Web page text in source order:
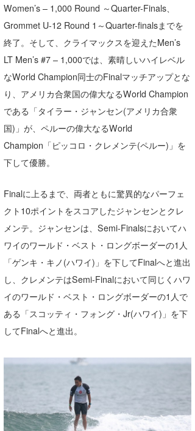
Women’s – 1,000 Round ～Quarter-Finals、
Grommet U-12 Round 1～Quarter-finalsまでを
終了。そして、クライマックスを迎えたMen’s
LT Men’s #7 – 1,000では、素晴しいハイレベル
なWorld Champion同士のFinalマッチアップとな
り、アメリカ合衆国の偉大なるWorld Champion
である「タイラー・ジャンセン(アメリカ合衆
国)」が、ペルーの偉大なるWorld
Champion「ピッコロ・クレメンテ(ペルー)」を
下して優勝。
Finalに上るまで、両者ともに驚異的なパーフェ
クト10ポイントをスコアしたジャンセンとクレ
メンテ。ジャンセンは、Semi-Finalsにおいてハ
ワイのワールド・ベスト・ロングボーダーの1人
「ゲンキ・キノ(ハワイ)」を下してFinalへと進出
し、クレメンテはSemi-Finalにおいて同じくハワ
イのワールド・ベスト・ロングボーダーの1人で
ある「スコッティ・フォング・Jr(ハワイ)」を下
してFinalへと進出。
arukasvision
CBA Films
熊谷素子
嵯峨明日香
田原啓江
植村未来
NOBUFUKU
大野”MAR”修聖
喜納海人
+☆maki☆+
chan-U
ECE
G◎Da
H
KID
KOBU
KY
MIN
mitz
OYZ
waka☆=